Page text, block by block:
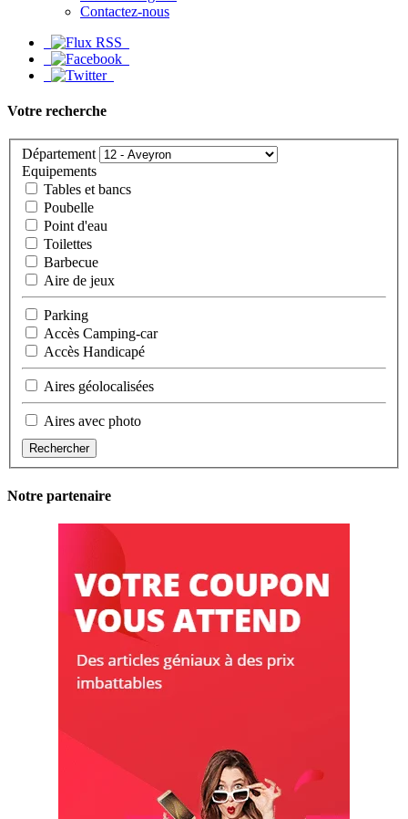
Contactez-nous
Votre recherche
Département
Equipements
Tables et bancs
Poubelle
Point d'eau
Toilettes
Barbecue
Aire de jeux
Parking
Accès Camping-car
Accès Handicapé
Aires géolocalisées
Aires avec photo
Rechercher
Notre partenaire